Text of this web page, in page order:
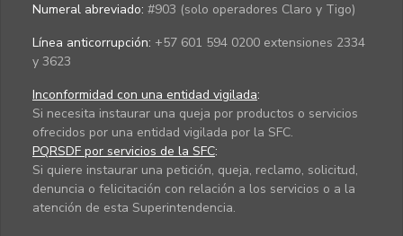
Numeral abreviado: #903 (solo operadores Claro y Tigo)
Línea anticorrupción: +57 601 594 0200 extensiones 2334
y 3623
Inconformidad con una entidad vigilada:
Si necesita instaurar una queja por productos o servicios
ofrecidos por una entidad vigilada por la SFC.
PQRSDF por servicios de la SFC:
Si quiere instaurar una petición, queja, reclamo, solicitud,
denuncia o felicitación con relación a los servicios o a la
atención de esta Superintendencia.